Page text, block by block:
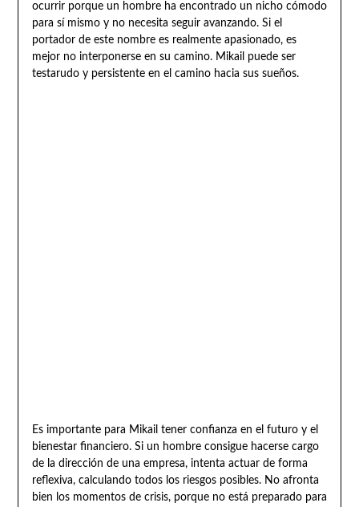
ocurrir porque un hombre ha encontrado un nicho cómodo
para sí mismo y no necesita seguir avanzando. Si el
portador de este nombre es realmente apasionado, es
mejor no interponerse en su camino. Mikail puede ser
testarudo y persistente en el camino hacia sus sueños.
Es importante para Mikail tener confianza en el futuro y el
bienestar financiero. Si un hombre consigue hacerse cargo
de la dirección de una empresa, intenta actuar de forma
reflexiva, calculando todos los riesgos posibles. No afronta
bien los momentos de crisis, porque no está preparado para